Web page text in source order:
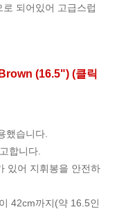
되어있어 고급스럽
(16.5") (클릭
했습니다.
합니다.
있어 지휘봉을 안전하
42cm까지(약 16.5인